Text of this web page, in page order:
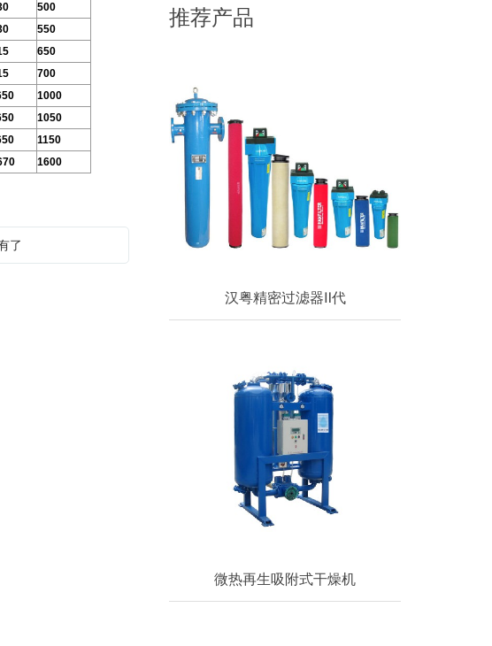
500
550
650
700
1000
1050
1150
1600
了
呢？ 1、对于自带疏水器的机器，从疏水器排水口
推荐产品
汉粤精密过滤器Ⅱ代
微热再生吸附式干燥机